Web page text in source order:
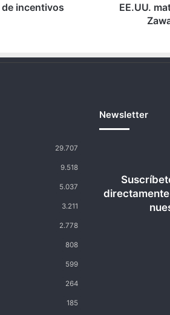
de incentivos
Zawahiri,
11-
EE.UU.
29.707
9.518
5.037
3.211
2.778
808
599
264
185
Newsletter